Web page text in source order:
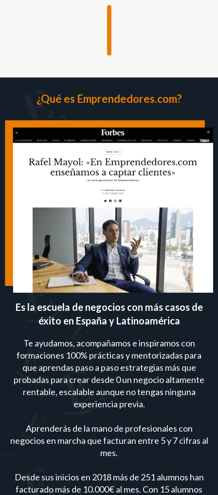
¿Qué es Emprendedores.com?
Es la escuela de negocios con más casos de
éxito en España y Latinoamérica
Te ayudamos, acompañamos e inspiramos con
formaciones 100% prácticas y mentorizadas para
que aprendas paso a paso estrategias más que
probadas para crear desde 0 un negocio altamente
rentable, escalable aunque no tengas ninguna
experiencia previa.
Aprenderás de la mano de profesionales con
negocios en marcha que facturan entre 5 y 7 cifras al
mes.
Desde sus inicios en 2018 más de 251 alumnos han
facturado más de 10.000€ al mes. Con 15 alumnos